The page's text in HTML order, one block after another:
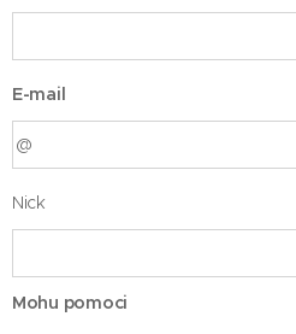
E-mail
Nick
Mohu pomoci